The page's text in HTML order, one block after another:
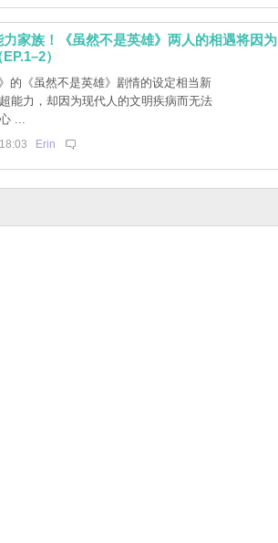
家族！《虽然不是英雄》两人的相遇将因为
）
的《虽然不是英雄》剧情的设定相当新
能力，却因为现代人的文明疾病而无法
...
Erin